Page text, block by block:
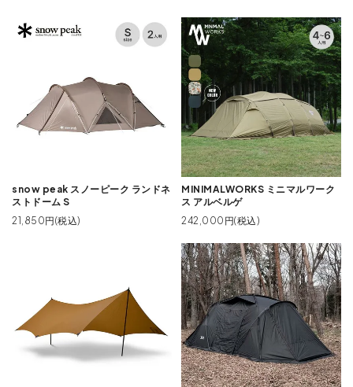
snow peak スノーピーク ランドネ
ストドーム S
21,850円(税込)
MINIMALWORKS ミニマルワーク
ス アルベルゲ
242,000円(税込)